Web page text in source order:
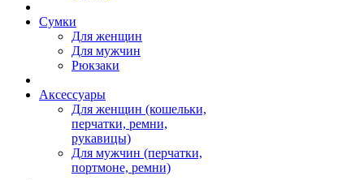
Сумки
Для женщин
Для мужчин
Рюкзаки
Аксессуары
Для женщин (кошельки,
перчатки, ремни,
рукавицы)
Для мужчин (перчатки,
портмоне, ремни)